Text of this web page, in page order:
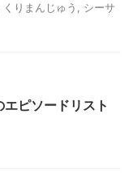
くりまんじゅう
シーサ
エピソードリスト